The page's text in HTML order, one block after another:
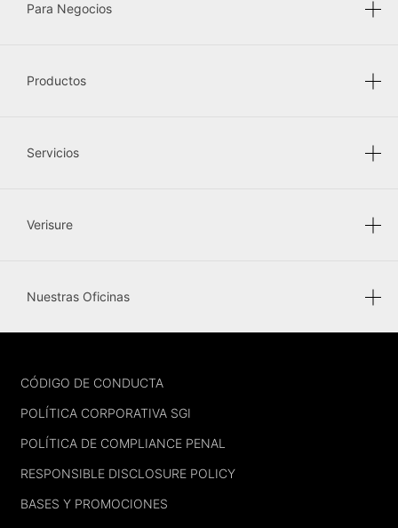
Para Negocios
Productos
Servicios
Verisure
Nuestras Oficinas
FOOTER
CÓDIGO DE CONDUCTA
POLÍTICA CORPORATIVA SGI
POLÍTICA DE COMPLIANCE PENAL
RESPONSIBLE DISCLOSURE POLICY
BASES Y PROMOCIONES